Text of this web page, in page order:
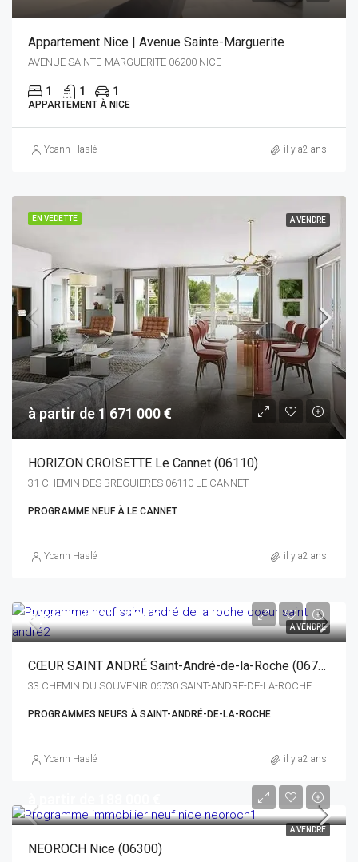
Appartement Nice | Avenue Sainte-Marguerite
AVENUE SAINTE-MARGUERITE 06200 NICE
1 1 1
APPARTEMENT À NICE
Yoann Haslé il y a2 ans
EN VEDETTE A VENDRE
à partir de 1 671 000 €
HORIZON CROISETTE Le Cannet (06110)
31 CHEMIN DES BREGUIERES 06110 LE CANNET
PROGRAMME NEUF À LE CANNET
Yoann Haslé il y a2 ans
A VENDRE
à partir de 246 000 €
CŒUR SAINT ANDRÉ Saint-André-de-la-Roche (06730)
33 CHEMIN DU SOUVENIR 06730 SAINT-ANDRE-DE-LA-ROCHE
PROGRAMMES NEUFS À SAINT-ANDRÉ-DE-LA-ROCHE
Yoann Haslé il y a2 ans
A VENDRE
NEOROCH Nice (06300)